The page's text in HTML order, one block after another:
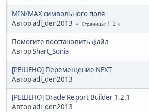
MIN/MAX символьного поля
Авторadi_den2013 Страницы 1 2
Помогите восстановить файл
АвторShart_Sonia
[РЕШЕНО] Перемещение NEXT
Авторadi_den2013
[РЕШЕНО] Oracle Report Builder 1.2.1
Авторadi_den2013